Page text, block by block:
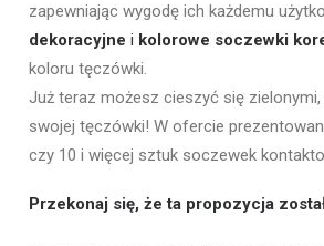
zapewniając wygodę ich każdemu
dekoracyjne i kolorowe soczewki
koloru tęczówki.
Już teraz możesz cieszyć się
swojej tęczówki! W ofercie
czy 10 i więcej sztuk soczewek
Przekonaj się, że ta propozycja